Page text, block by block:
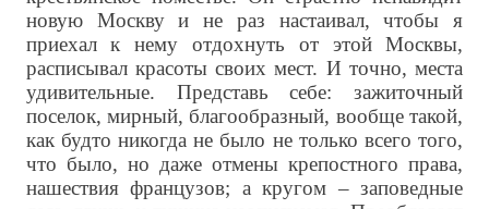
новую Москву и не раз настаивал, чтобы я
приехал к нему отдохнуть от этой Москвы,
расписывал красоты своих мест. И точно, места
удивительные. Представь себе: зажиточный
поселок, мирный, благообразный, вообще такой,
как будто никогда не было не только всего того,
что было, но даже отмены крепостного права,
нашествия французов; а кругом – заповедные